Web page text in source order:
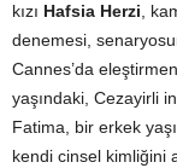
kızı Hafsia Herzi,
denemesi,
Cannes’da
yaşındaki, Cezayirli
Fatima, bir erkek
kendi cinsel kimliğini